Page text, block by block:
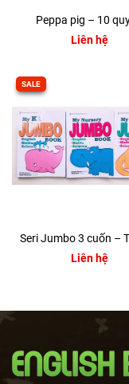
Peppa pig – 10
Liên hệ
SALE
Liên hệ